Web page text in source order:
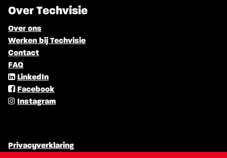
Over Techvisie
Over ons
Werken bij Techvisie
Contact
FAQ
LinkedIn
Facebook
Instagram
Privacyverklaring